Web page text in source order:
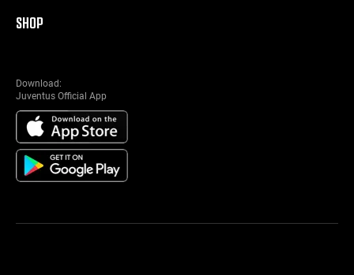
SHOP
Download:
Juventus Official App